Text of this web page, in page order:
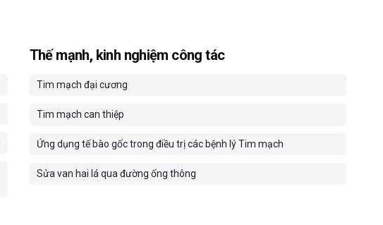
Thế mạnh, kinh nghiệm công tác
Tim mạch đại cương
Tim mạch can thiệp
Ứng dụng tế bào gốc trong điều trị các bệnh lý Tim mạch
Sửa van hai lá qua đường ống thông